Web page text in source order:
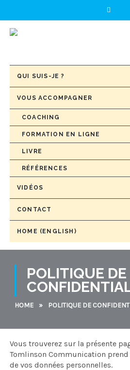
QUI SUIS-JE ?
VOUS ACCOMPAGNER
COACHING
FORMATION EN LIGNE
LIVRE
RÉFÉRENCES
VIDÉOS
CONTACT
HOME (ENGLISH)
POLITIQUE DE
HOME » POLITIQUE DE
Vous trouverez sur la présente
Tomlinson Communication
de vos données personnelles.